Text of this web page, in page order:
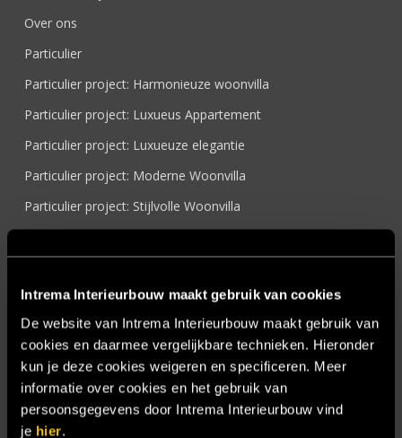
Intrema Interieurbouw maakt gebruik van cookies
De website van Intrema Interieurbouw maakt gebruik van
cookies en daarmee vergelijkbare technieken. Hieronder
kun je deze cookies weigeren en specificeren. Meer
informatie over cookies en het gebruik van
persoonsgegevens door Intrema Interieurbouw vind
je hier.
Over ons
Particulier
Particulier project: Harmonieuze woonvilla
Particulier project: Luxueus Appartement
Particulier project: Luxueuze elegantie
Particulier project: Moderne Woonvilla
Particulier project: Stijlvolle Woonvilla
Referenties
Samenwerken
Sensire
Showroom
SIDN